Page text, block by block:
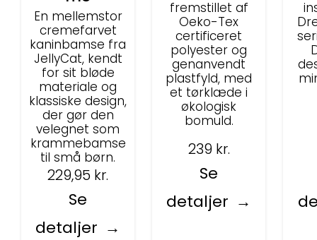
En mellemstor
cremefarvet
kaninbamse fra
JellyCat, kendt
for sit bløde
materiale og
klassiske design,
der gør den
velegnet som
krammebamse
til små børn.
229,95 kr.
Se
detaljer
fremstillet af
Oeko-Tex
certificeret
polyester og
genanvendt
plastfyld, med
et tørklæde i
økologisk
bomuld.
239 kr.
Se
detaljer